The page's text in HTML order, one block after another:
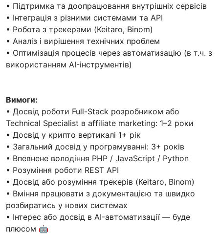
• Підтримка та доопрацювання внутрішніх сервісів
• Інтеграція з різними системами та API
• Робота з трекерами (Keitaro, Binom)
• Аналіз і вирішення технічних проблем
• Оптимізація процесів через автоматизацію (в т.ч. з
використанням AI-інструментів)
Вимоги:
• Досвід роботи Full-Stack розробником або
Technical Specialist в affiliate marketing: 1–2 роки
• Досвід у крипто вертикалі 1+ рік
• Загальний досвід у програмуванні: 3+ років
• Впевнене володіння PHP / JavaScript / Python
• Розуміння роботи REST API
• Досвід або розуміння трекерів (Keitaro, Binom)
• Вміння працювати з документацією та швидко
розбиратись у нових системах
• Інтерес або досвід в AI-автоматизації — буде
плюсом 🤖